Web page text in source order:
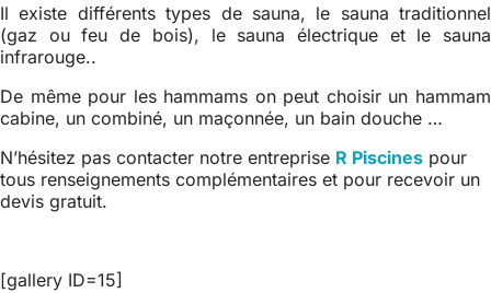
Il existe différents types de sauna, le sauna traditionnel
(gaz ou feu de bois), le sauna électrique et le sauna
infrarouge..
De même pour les hammams on peut choisir un hammam
cabine, un combiné, un maçonnée, un bain douche …
N’hésitez pas contacter notre entreprise R Piscines pour
tous renseignements complémentaires et pour recevoir un
devis gratuit.
[gallery ID=15]